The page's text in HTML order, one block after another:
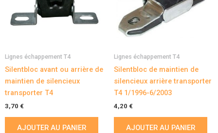
Lignes échappement T4
Silentbloc avant ou arrière de
maintien de silencieux
transporter T4
3,70 €
AJOUTER AU PANIER
Lignes échappement T4
Silentbloc de maintien de
silencieux arrière transporter
T4 1/1996-6/2003
4,20 €
AJOUTER AU PANIER